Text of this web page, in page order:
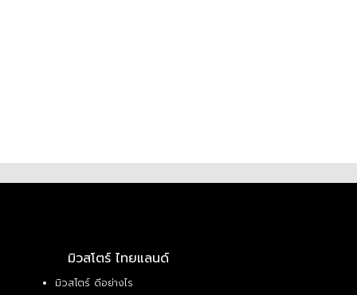
มิวสโตร์ ไทยแลนด์
มิวสโตร์ ดีอย่างไร